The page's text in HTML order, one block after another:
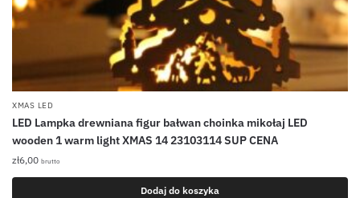
XMAS LED
LED Lampka drewniana figur bałwan choinka mikołaj LED
wooden 1 warm light XMAS 14 23103114 SUP CENA
zł6,00 brutto
Dodaj do koszyka